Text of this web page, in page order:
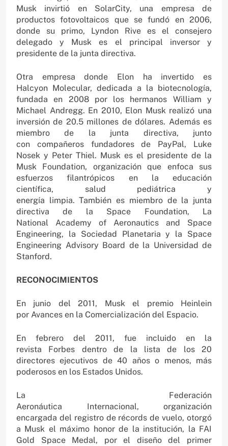
Musk invirtió en SolarCity, una empresa de
productos fotovoltaicos que se fundó en 2006,
donde su primo, Lyndon Rive es el consejero
delegado y Musk es el principal inversor y
presidente de la junta directiva.
Otra empresa donde Elon ha invertido es
Halcyon Molecular, dedicada a la biotecnología,
fundada en 2008 por los hermanos William y
Michael Andregg. En 2010, Elon Musk realizó una
inversión de 20.5 millones de dólares. Además es
miembro de la junta directiva, junto
con compañeros fundadores de PayPal, Luke
Nosek y Peter Thiel. Musk es el presidente de la
Musk Foundation, organización que enfoca sus
esfuerzos filantrópicos en la educación
científica, salud pediátrica y
energía limpia. También es miembro de la junta
directiva de la Space Foundation, La
National Academy of Aeronautics and Space
Engineering, la Sociedad Planetaria y la Space
Engineering Advisory Board de la Universidad de
Stanford.
RECONOCIMIENTOS
En junio del 2011, Musk el premio Heinlein
por Avances en la Comercialización del Espacio.
En febrero del 2011, fue incluido en la
revista Forbes dentro de la lista de los 20
directores ejecutivos de 40 años o menos, más
poderosos en los Estados Unidos.
La Federación
Aeronáutica Internacional, organización
encargada del registro de récords de vuelo, otorgó
a Musk el máximo honor de la institución, la FAI
Gold Space Medal, por el diseño del primer